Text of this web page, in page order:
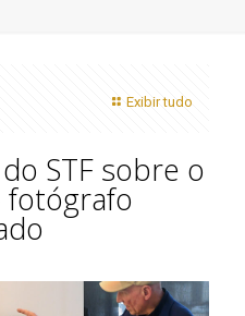
Exibir tudo
STF sobre o
fotógrafo